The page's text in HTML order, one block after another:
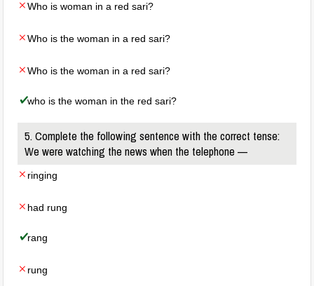
Who is woman in a red sari?
Who is the woman in a red sari?
Who is the woman in a red sari?
who is the woman in the red sari?
5. Complete the following sentence with the correct tense:
We were watching the news when the telephone —
ringing
had rung
rang
rung